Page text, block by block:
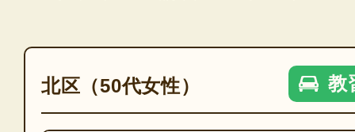
北区（50代女性） 教